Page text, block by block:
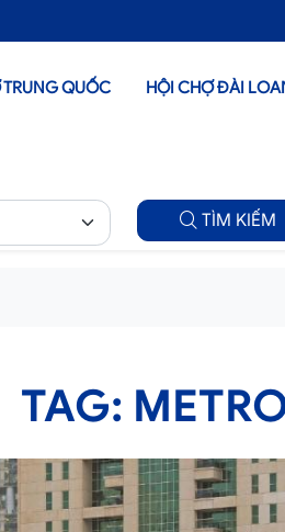
TRUNG QUỐC HỘI CHỢ ĐÀI
TÌM KIẾM
TAG: